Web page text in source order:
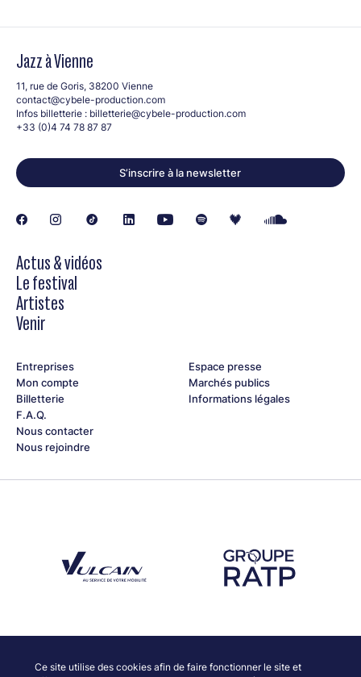
Ce site utilise des cookies afin de faire fonctionner le site et
Jazz à Vienne
11, rue de Goris, 38200 Vienne
contact@cybele-production.com
Infos billetterie : billetterie@cybele-production.com
+33 (0)4 74 78 87 87
S’inscrire à la newsletter
Actus & vidéos
Le festival
Artistes
Venir
Entreprises
Mon compte
Billetterie
F.A.Q.
Nous contacter
Nous rejoindre
Espace presse
Marchés publics
Informations légales